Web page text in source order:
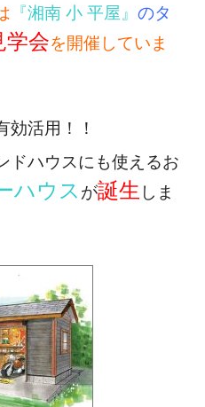
『湘南 小 平屋』 のタ
学会を開催していま
効活用！！
ドハウスにも使えるお
ハウス が誕生 しま